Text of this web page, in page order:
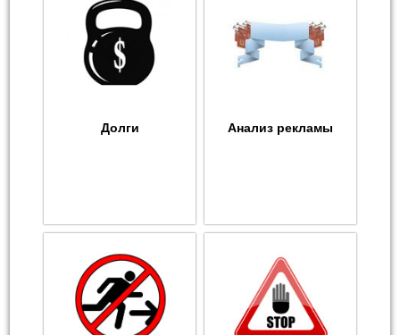
Долги Анализ рекламы